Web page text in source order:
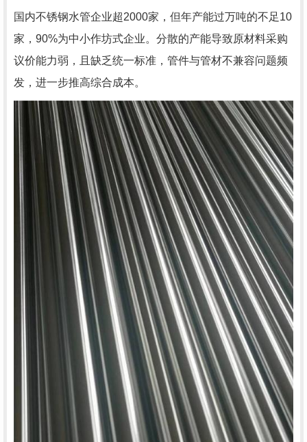
国内不锈钢水管企业超2000家，但年产能过万吨的不足10
家，90%为中小作坊式企业。分散的产能导致原材料采购
议价能力弱，且缺乏统一标准，管件与管材不兼容问题频
发，进一步推高综合成本。